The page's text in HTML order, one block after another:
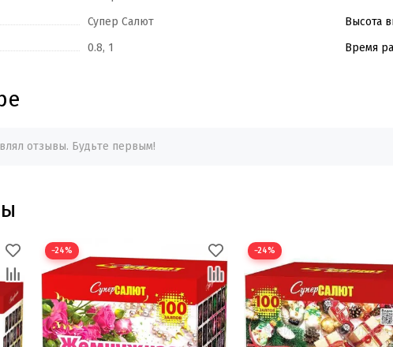
Супер Салют
0.8, 1
Высота
Время
отзывы. Будьте первым!
−24% −24%